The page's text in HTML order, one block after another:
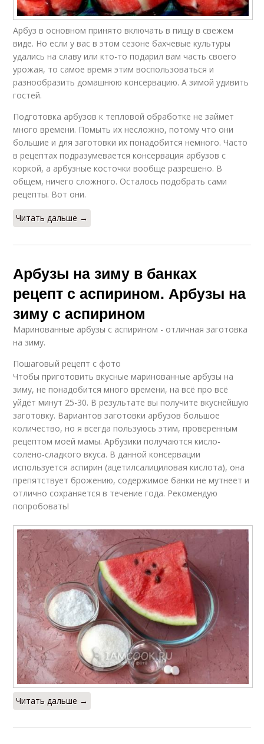
Рецепт с пошаговым
фото
Вкусная консервация
Вкусная заправка Рецепты в банках
Рецепты с
пошаговыми фото
Популярные рецепты
Арбуз в основном принято включать в пищу в свежем
виде. Но если у вас в этом сезоне бахчевые культуры
удались на славу или кто-то подарил вам часть своего
урожая, то самое время этим воспользоваться и
разнообразить домашнюю консервацию. А зимой удивить
гостей.
Подготовка арбузов к тепловой обработке не займет
много времени. Помыть их несложно, потому что они
большие и для заготовки их понадобится немного. Часто
в рецептах подразумевается консервация арбузов с
коркой, а арбузные косточки вообще разрешено. В
общем, ничего сложного. Осталось подобрать сами
рецепты. Вот они.
Читать дальше →
Арбузы на зиму в банках
рецепт с аспирином. Арбузы на
зиму с аспирином
Маринованные арбузы с аспирином - отличная заготовка
на зиму.
Пошаговый рецепт с фото
Чтобы приготовить вкусные маринованные арбузы на
зиму, не понадобится много времени, на всё про всё
уйдёт минут 25-30. В результате вы получите вкуснейшую
заготовку. Вариантов заготовки арбузов большое
количество, но я всегда пользуюсь этим, проверенным
рецептом моей мамы. Арбузики получаются кисло-
солено-сладкого вкуса. В данной консервации
используется аспирин (ацетилсалициловая кислота), она
препятствует брожению, содержимое банки не мутнеет и
отлично сохраняется в течение года. Рекомендую
попробовать!
Читать дальше →